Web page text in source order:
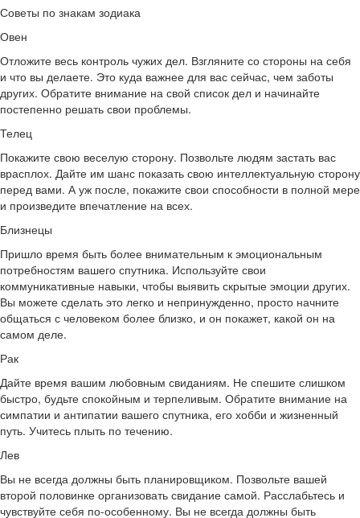
Советы по знакам зодиака
Овен
Отложите весь контроль чужих дел. Взгляните со стороны на себя
и что вы делаете. Это куда важнее для вас сейчас, чем заботы
других. Обратите внимание на свой список дел и начинайте
постепенно решать свои проблемы.
Телец
Покажите свою веселую сторону. Позвольте людям застать вас
врасплох. Дайте им шанс показать свою интеллектуальную сторону
перед вами. А уж после, покажите свои способности в полной мере
и произведите впечатление на всех.
Близнецы
Пришло время быть более внимательным к эмоциональным
потребностям вашего спутника. Используйте свои
коммуникативные навыки, чтобы выявить скрытые эмоции других.
Вы можете сделать это легко и непринужденно, просто начните
общаться с человеком более близко, и он покажет, какой он на
самом деле.
Рак
Дайте время вашим любовным свиданиям. Не спешите слишком
быстро, будьте спокойным и терпеливым. Обратите внимание на
симпатии и антипатии вашего спутника, его хобби и жизненный
путь. Учитесь плыть по течению.
Лев
Вы не всегда должны быть планировщиком. Позвольте вашей
второй половинке организовать свидание самой. Расслабьтесь и
чувствуйте себя по-особенному. Вы не всегда должны быть